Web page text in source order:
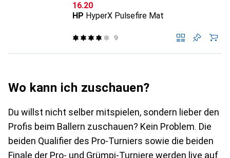
CHF
16.20
HP HyperX Pulsefire Mat
9
Wo kann ich zuschauen?
Du willst nicht selber mitspielen, sondern lieber den
Profis beim Ballern zuschauen? Kein Problem. Die
beiden Qualifier des Pro-Turniers sowie die beiden
Finale der Pro- und Grümpi-Turniere werden live auf